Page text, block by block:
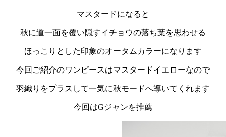
マスタードになると
秋に道一面を覆い隠すイチョウの落ち葉を思わせる
ほっこりとした印象のオータムカラーになります
今回ご紹介のワンピースはマスタードイエローなので
羽織りをプラスして一気に秋モードへ導いてくれます
今回はGジャンを推薦